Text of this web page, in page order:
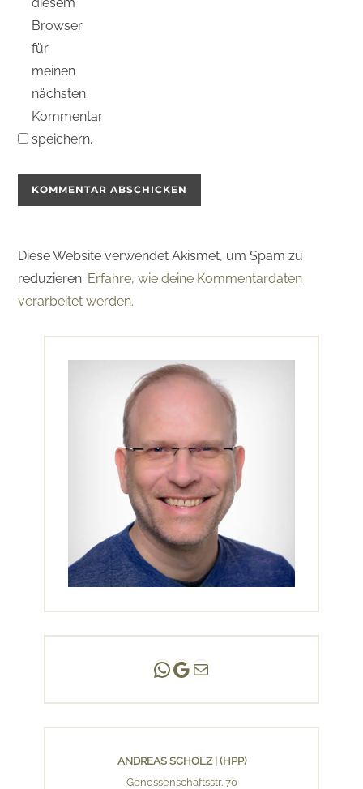
Browser
für
meinen
nächsten
Kommentar
speichern.
Diese Website verwendet Akismet, um Spam zu
reduzieren. Erfahre, wie deine Kommentardaten
verarbeitet werden.
Andreas Scholz | (HPP)
Praxis Adlershof
E-Mail an mich ...
ANDREAS SCHOLZ | (HPP)
Genossenschaftsstr. 70